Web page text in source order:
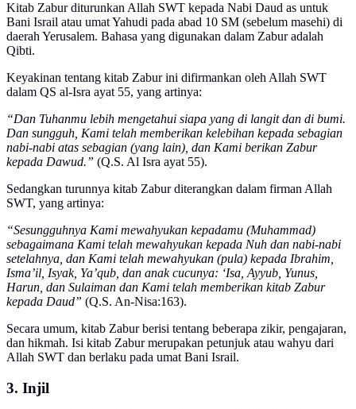
Kitab Zabur diturunkan Allah SWT kepada Nabi Daud as untuk
Bani Israil atau umat Yahudi pada abad 10 SM (sebelum masehi) di
daerah Yerusalem. Bahasa yang digunakan dalam Zabur adalah
Qibti.
Keyakinan tentang kitab Zabur ini difirmankan oleh Allah SWT
dalam QS al-Isra ayat 55, yang artinya:
“Dan Tuhanmu lebih mengetahui siapa yang di langit dan di bumi.
Dan sungguh, Kami telah memberikan kelebihan kepada sebagian
nabi-nabi atas sebagian (yang lain), dan Kami berikan Zabur
kepada Dawud.” (Q.S. Al Isra ayat 55).
Sedangkan turunnya kitab Zabur diterangkan dalam firman Allah
SWT, yang artinya:
“Sesungguhnya Kami mewahyukan kepadamu (Muhammad)
sebagaimana Kami telah mewahyukan kepada Nuh dan nabi-nabi
setelahnya, dan Kami telah mewahyukan (pula) kepada Ibrahim,
Isma’il, Isyak, Ya’qub, dan anak cucunya: ‘Isa, Ayyub, Yunus,
Harun, dan Sulaiman dan Kami telah memberikan kitab Zabur
kepada Daud” (Q.S. An-Nisa:163).
Secara umum, kitab Zabur berisi tentang beberapa zikir, pengajaran,
dan hikmah. Isi kitab Zabur merupakan petunjuk atau wahyu dari
Allah SWT dan berlaku pada umat Bani Israil.
3. Injil